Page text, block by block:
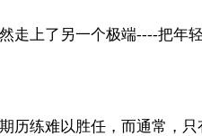
走上了另一个极端----把年
历练难以胜任，而通常，